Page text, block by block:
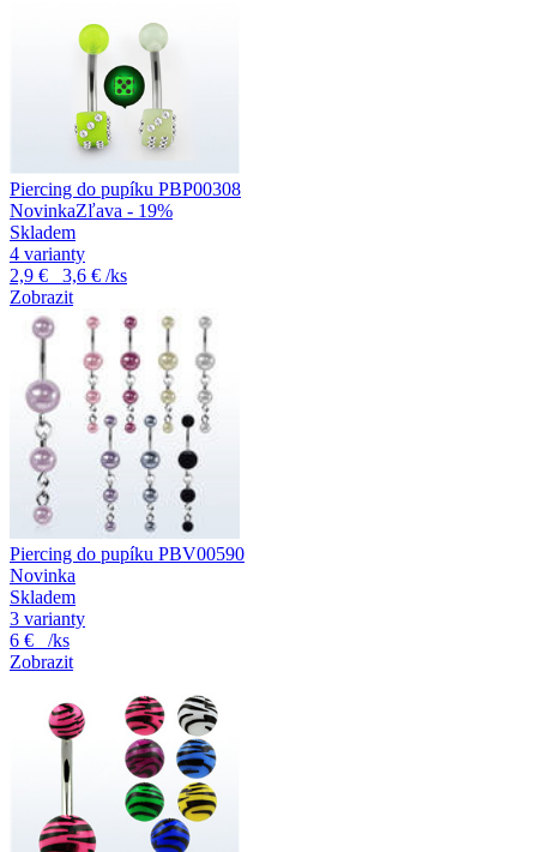
Piercing do pupíku PBP00308
NovinkaZľava - 19%
Skladem
4 varianty
2,9 €
3,6 € /ks
Zobrazit
Piercing do pupíku PBV00590
Novinka
Skladem
3 varianty
6 €
/ks
Zobrazit